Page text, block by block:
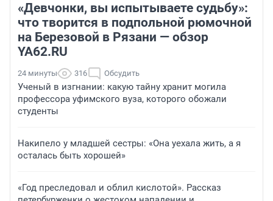
«Девчонки, вы испытываете судьбу»:
что творится в подпольной рюмочной
на Березовой в Рязани — обзор
YA62.RU
24 минуты 316 Обсудить
Ученый в изгнании: какую тайну хранит могила
профессора уфимского вуза, которого обожали
студенты
Накипело у младшей сестры: «Она уехала жить, а я
осталась быть хорошей»
«Год преследовал и облил кислотой». Рассказ